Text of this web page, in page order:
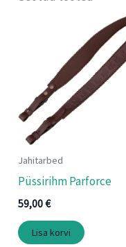
Jahitarbed
Püssirihm Parforce
59,00€
Lisa korvi